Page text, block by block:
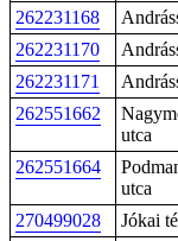
262231168
262231170
262231171
262551662
utca
262551664
utca
270499028 Jókai